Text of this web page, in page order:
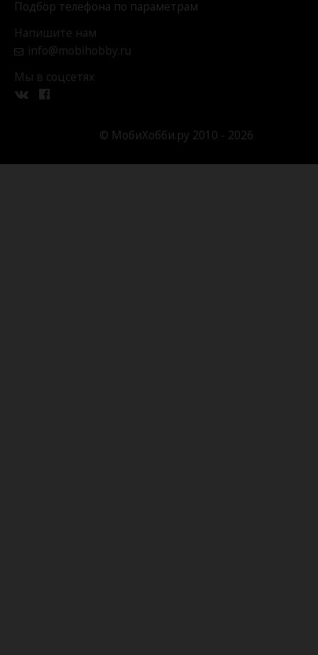
Подбор телефона по параметрам
Напишите нам
info@mobihobby.ru
Мы в соцсетях
© МобиХобби.ру 2010 - 2026